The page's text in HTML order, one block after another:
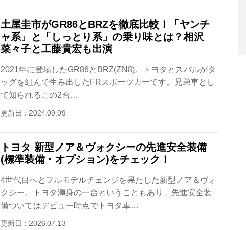
土屋圭市がGR86とBRZを徹底比較！「ヤンチ
ャ系」と「しっとり系」の乗り味とは？相沢
菜々子と工藤貴宏も出演
2021年に登場したGR86とBRZ(ZN8)。トヨタとスバルがタ
ッグを組んで生み出したFRスポーツカーです。兄弟車とし
て知られるこの2台…
更新日：2024.09.09
トヨタ 新型ノア＆ヴォクシーの先進安全装備
(標準装備・オプション)をチェック！
4世代目へとフルモデルチェンジを果たした新型ノア＆ヴォ
クシー。トヨタ渾身の一台ということもあり、先進安全装
備ついてはデビュー時点でトヨタ車…
更新日：2026.07.13